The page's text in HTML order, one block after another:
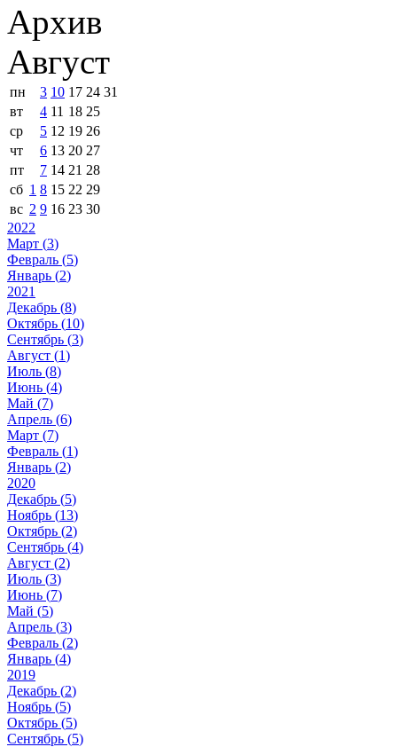
Архив
Август
пн 3 10 17 24 31
вт
4 11 18 25
ср
5 12 19 26
чт
6 13 20 27
пт
7 14 21 28
сб 1 8 15 22 29
вс 2 9 16 23 30
2022
Март (3)
Февраль (5)
Январь (2)
2021
Декабрь (8)
Октябрь (10)
Сентябрь (3)
Август (1)
Июль (8)
Июнь (4)
Май (7)
Апрель (6)
Март (7)
Февраль (1)
Январь (2)
2020
Декабрь (5)
Ноябрь (13)
Октябрь (2)
Сентябрь (4)
Август (2)
Июль (3)
Июнь (7)
Май (5)
Апрель (3)
Февраль (2)
Январь (4)
2019
Декабрь (2)
Ноябрь (5)
Октябрь (5)
Сентябрь (5)